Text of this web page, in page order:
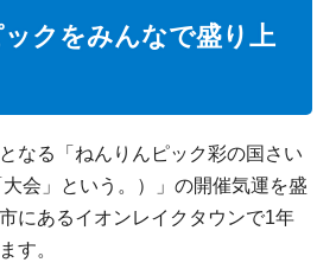
クをみんなで盛り上
なる「ねんりんピック彩の国さい
会」という。）」の開催気運を盛
にあるイオンレイクタウンで1年
す。